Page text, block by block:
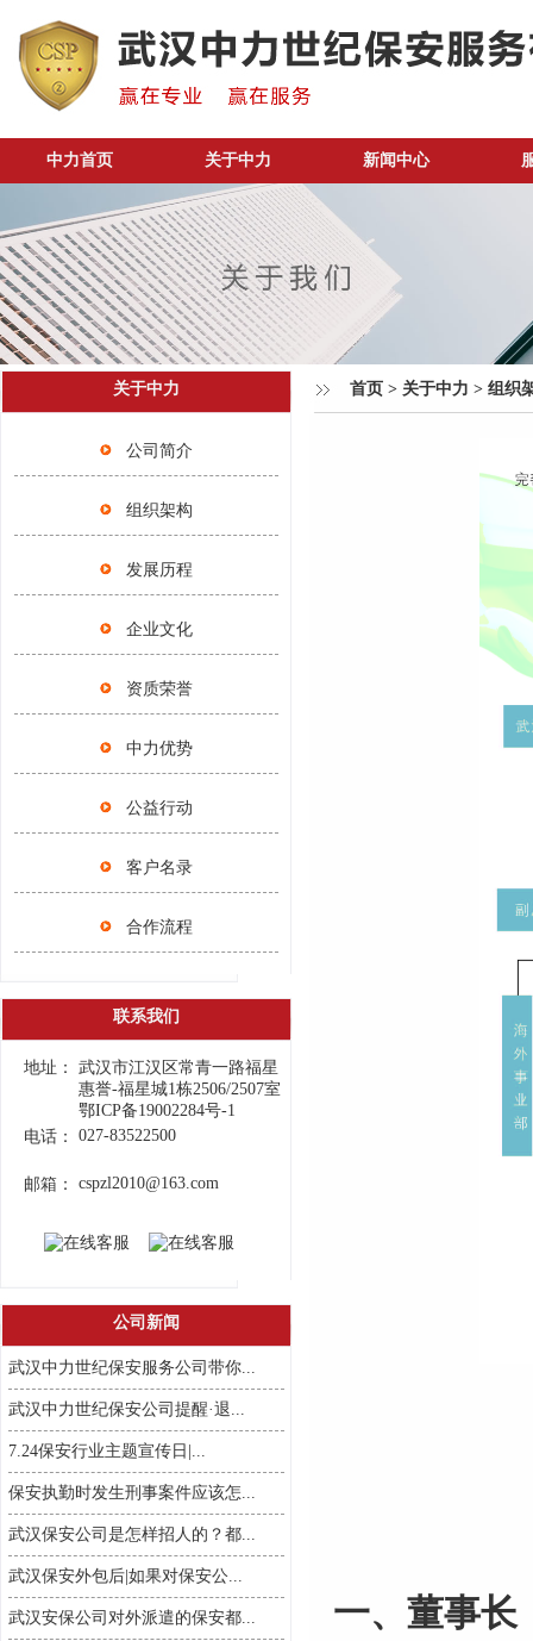
中力首页 关于中力 新闻中心
关于中力
公司简介
组织架构
发展历程
企业文化
资质荣誉
中力优势
公益行动
客户名录
合作流程
联系我们
地址：
武汉市江汉区常青一路福星
惠誉-福星城1栋2506/2507室
鄂ICP备19002284号-1
电话：
027-83522500
邮箱： cspzl2010@163.com
公司新闻
武汉中力世纪保安服务公司带你...
武汉中力世纪保安公司提醒·退...
7.24保安行业主题宣传日|...
保安执勤时发生刑事案件应该怎...
武汉保安公司是怎样招人的？都...
武汉保安外包后|如果对保安公...
武汉安保公司对外派遣的保安都...
首页 > 关于中力 > 组织
一、董事长